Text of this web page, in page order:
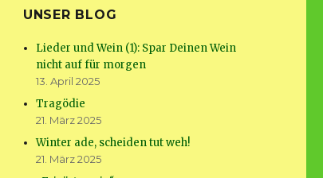
UNSER BLOG
Lieder und Wein (1): Spar Deinen Wein
nicht auf für morgen
13. April 2025
Tragödie
21. März 2025
Winter ade, scheiden tut weh!
21. März 2025